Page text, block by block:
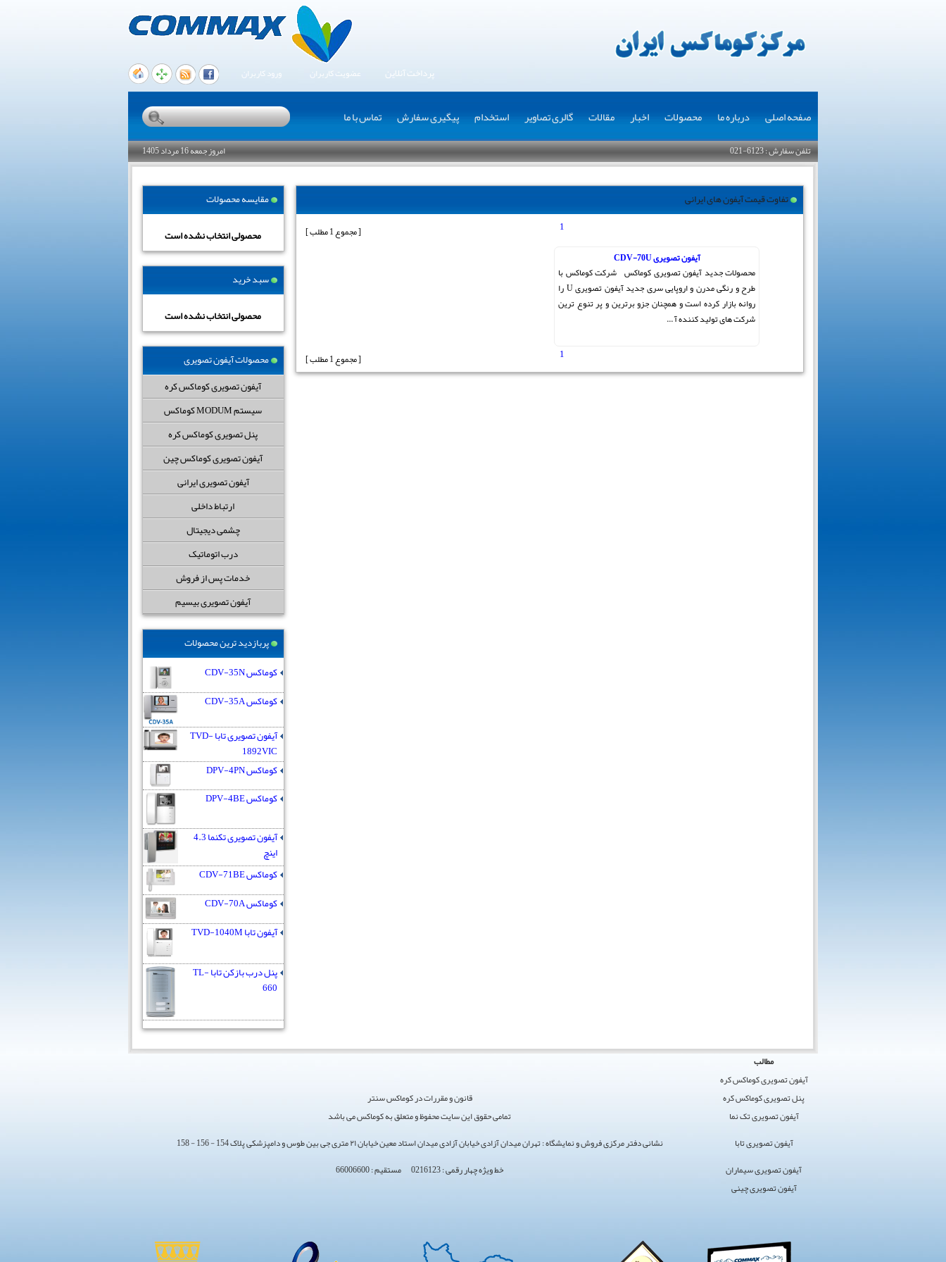
ورود کاربران عضویت کاربران پرداخت آنلاین
صفحه اصلی درباره ما محصولات اخبار مقالات گالری تصاویر استخدام پیگیری سفارش تماس با ما
تلفن سفارش : 6123-021 امروز جمعه 16 مرداد 1405
مقایسه محصولات
محصولی انتخاب نشده است
سبد خرید
محصولی انتخاب نشده است
محصولات آیفون تصویری
آیفون تصویری کوماکس کره
سیستم MODUM کوماکس
پنل تصویری کوماکس کره
آیفون تصویری کوماکس چین
آیفون تصویری ایرانی
ارتباط داخلی
چشمی دیجیتال
درب اتوماتیک
خدمات پس از فروش
آیفون تصویری بیسیم
پربازدید ترین محصولات
کوماکس CDV-35N
کوماکس CDV-35A
آیفون تصویری تابا TVD-
1892VIC
کوماکس DPV-4PN
کوماکس DPV-4BE
آیفون تصویری تکنما 4.3
اینچ
کوماکس CDV-71BE
کوماکس CDV-70A
آیفون تابا TVD-1040M
پنل درب بازکن تابا TL-
660
تفاوت قیمت آیفون های ایرانی
1
[ مجموع 1 مطلب ]
آیفون تصویری CDV-70U
محصولات جدید آیفون تصویری کوماکس شرکت کوماکس با
طرح و رنگی مدرن و اروپایی سری جدید آیفون تصویری U را
روانه بازار کرده است و همچنان جزو برترین و پر تنوع ترین
شرکت های تولید کننده آ ...
1 [ مجموع 1 مطلب ]
کوماکس
ایران
کوماکس
تصویری
سایت
برگزیده
مطالب
آیفون تصویری کوماکس کره
پنل تصویری کوماکس کره
قانون و مقررات در کوماکس سنتر
آیفون تصویری تک نما
تمامی حقوق این سایت محفوظ و متعلق به کوماکس می باشد
آیفون تصویری تابا
نشانی دفتر مرکزی فروش و نمایشگاه : تهران میدان آزادی خیابان آزادی میدان استاد معین خیابان ۲۱ متری جی بین طوس و دامپزشکی پلاک 154 - 156 - 158
آیفون تصویری سیماران
خط ویژه چهار رقمی : 0216123 مستقیم : 66006600
آیفون تصویری چینی